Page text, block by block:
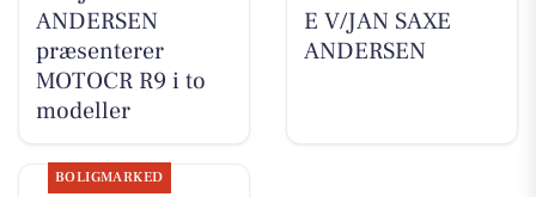
ANDERSEN
præsenterer
MOTOCR R9 i to
modeller
E V/JAN SAXE
ANDERSEN
BOLIGMARKED